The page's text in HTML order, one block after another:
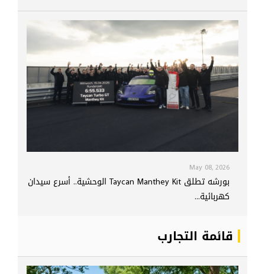
May 08, 2026
بورشه تطلق Taycan Manthey Kit الوحشية.. أسرع سيدان
كهربائية...
قائمة التجارب